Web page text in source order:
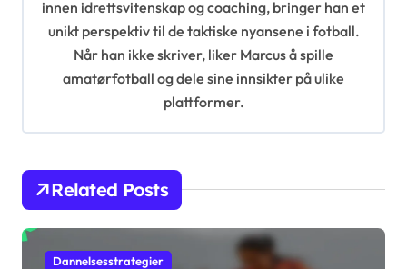
innen idrettsvitenskap og coaching, bringer han et
unikt perspektiv til de taktiske nyansene i fotball.
Når han ikke skriver, liker Marcus å spille
amatørfotball og dele sine innsikter på ulike
plattformer.
Related Posts
Dannelsesstrategier